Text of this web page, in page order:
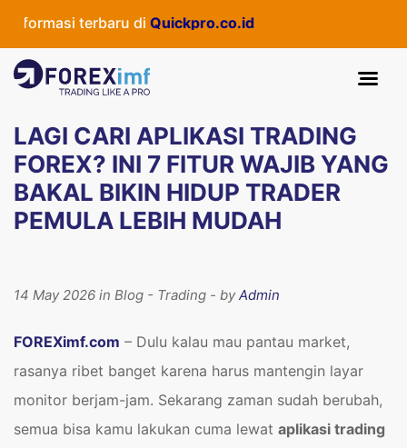
terbaru diQuickpro.co.id
LAGI CARI APLIKASI TRADING
FOREX? INI 7 FITUR WAJIB YANG
BAKAL BIKIN HIDUP TRADER
PEMULA LEBIH MUDAH
14 May 2026 in Blog - Trading - byAdmin
FOREXimf.com – Dulu kalau mau pantau market,
rasanya ribet banget karena harus mantengin layar
monitor berjam-jam. Sekarang zaman sudah berubah,
semua bisa kamu lakukan cuma lewat aplikasi trading